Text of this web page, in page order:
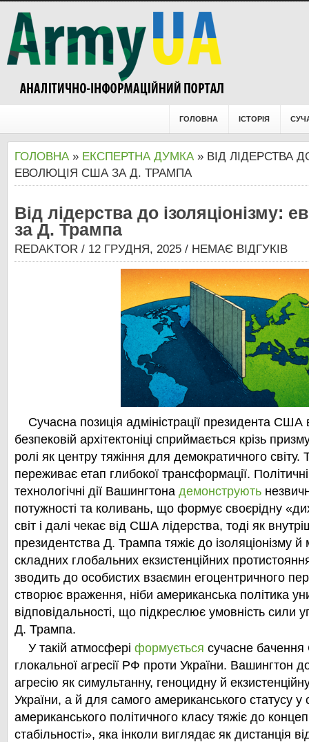
ГОЛОВНА ІСТОРІЯ
ГОЛОВНА» ЕКСПЕРТНА ДУМКА» ВІД ЛІДЕРСТВА
ЕВОЛЮЦІЯ США ЗА Д. ТРАМПА
Від лідерства до ізоляціонізму:
за Д. Трампа
REDAKTOR / 12 ГРУДНЯ, 2025 / НЕМАЄ ВІДГУКІВ
Сучасна позиція адміністрації президента США
безпековій архітектоніці сприймається крізь
ролі як центру тяжіння для демократичного світу.
переживає етап глибокої трансформації.
технологічні дії Вашингтона демонструють
потужності та коливань, що формує своєрідну
світ і далі чекає від США лідерства, тоді як
президентства Д. Трампа тяжіє до ізоляціонізму й
складних глобальних екзистенційних
зводить до особистих взаємин егоцентричного
створює враження, ніби американська політика
відповідальності, що підкреслює умовність сили
Д. Трампа.
У такій атмосфері формується сучасне
глокальної агресії РФ проти України. Вашингтон
агресію як симультанну, геноцидну й
України, а й для самого американського статусу у
американського політичного класу тяжіє до
стабільності», яка інколи виглядає як дистанція